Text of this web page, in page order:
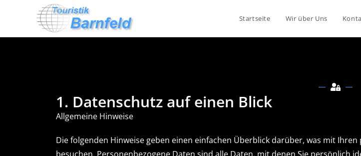
Startseite Wir über Uns
1. Datenschutz auf einen Blick
Allgemeine Hinweise
Die folgenden Hinweise geben einen einfachen Überblick darüber, was mit